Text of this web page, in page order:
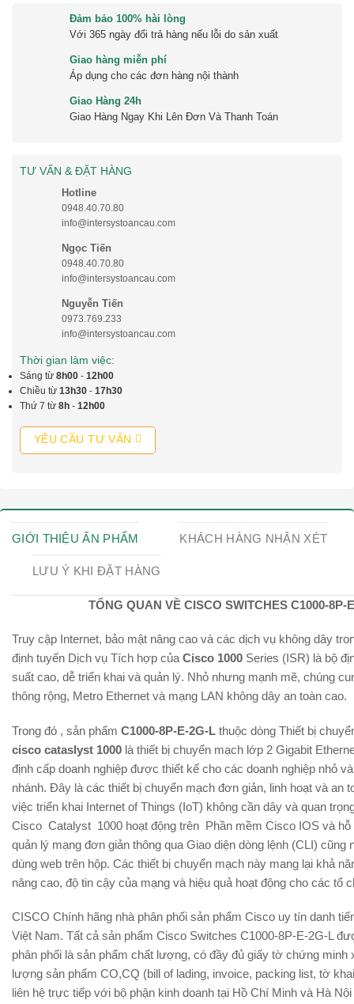
Đảm bảo 100% hài lòng
Với 365 ngày đổi trả hàng nếu lỗi do sản xuất
Giao hàng miễn phí
Áp dụng cho các đơn hàng nội thành
Giao Hàng 24h
Giao Hàng Ngay Khi Lên Đơn Và Thanh Toán
TƯ VẤN & ĐẶT HÀNG
Hotline
0948.40.70.80
info@intersystoancau.com
Ngọc Tiến
0948.40.70.80
info@intersystoancau.com
Nguyễn Tiến
0973.769.233
info@intersystoancau.com
Thời gian làm việc:
Sáng từ 8h00 - 12h00
Chiều từ 13h30 - 17h30
Thứ 7 từ 8h - 12h00
YÊU CẦU TƯ VẤN
GIỚI THIỆU ẤN PHẨM KHÁCH HÀNG NHẬN XÉT
LƯU Ý KHI ĐẶT HÀNG
TỔNG QUAN VỀ CISCO SWITCHES C1000-8P-
Truy cập Internet, bảo mật nâng cao và các dịch vụ không dây
định tuyến Dịch vụ Tích hợp của Cisco 1000 Series (ISR) là bộ
suất cao, dễ triển khai và quản lý. Nhỏ nhưng mạnh mẽ, chúng
thông rộng, Metro Ethernet và mạng LAN không dây an toàn cao.
Trong đó , sản phẩm C1000-8P-E-2G-L thuộc dòng Thiết bị
cisco cataslyst 1000 là thiết bị chuyển mạch lớp 2 Gigabit
định cấp doanh nghiệp được thiết kế cho các doanh nghiệp nhỏ
nhánh. Đây là các thiết bị chuyển mạch đơn giản, linh hoạt và an
việc triển khai Internet of Things (IoT) không cần dây và quan
Cisco Catalyst 1000 hoạt động trên Phần mềm Cisco IOS và hỗ
quản lý mạng đơn giản thông qua Giao diện dòng lệnh (CLI) cũng
dùng web trên hộp. Các thiết bị chuyển mạch này mang lại khả
nâng cao, độ tin cậy của mạng và hiệu quả hoạt động cho các tổ
CISCO Chính hãng nhà phân phối sản phẩm Cisco uy tín danh
Việt Nam. Tất cả sản phẩm Cisco Switches C1000-8P-E-2G-L
phân phối là sản phẩm chất lượng, có đầy đủ giấy tờ chứng minh
lượng sản phẩm CO,CQ (bill of lading, invoice, packing list, tờ
liên hệ trực tiếp với bộ phận kinh doanh tại Hồ Chí Minh và Hà